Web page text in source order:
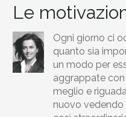
Le
Ogni giorno ci
quanto sia
un modo per
aggrappate
meglio e
nuovo vedendo